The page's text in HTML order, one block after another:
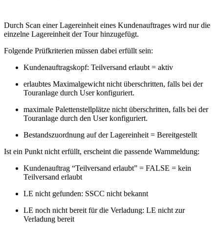
Durch Scan einer Lagereinheit eines Kundenauftrages wird nur die
einzelne Lagereinheit der Tour hinzugefügt.
Folgende Prüfkriterien müssen dabei erfüllt sein:
Kundenauftragskopf: Teilversand erlaubt = aktiv
erlaubtes Maximalgewicht nicht überschritten, falls bei der
Touranlage durch User konfiguriert.
maximale Palettenstellplätze nicht überschritten, falls bei der
Touranlage durch den User konfiguriert.
Bestandszuordnung auf der Lagereinheit = Bereitgestellt
Ist ein Punkt nicht erfüllt, erscheint die passende Warnmeldung:
Kundenauftrag “Teilversand erlaubt” = FALSE = kein
Teilversand erlaubt
LE nicht gefunden: SSCC nicht bekannt
LE noch nicht bereit für die Verladung: LE nicht zur
Verladung bereit